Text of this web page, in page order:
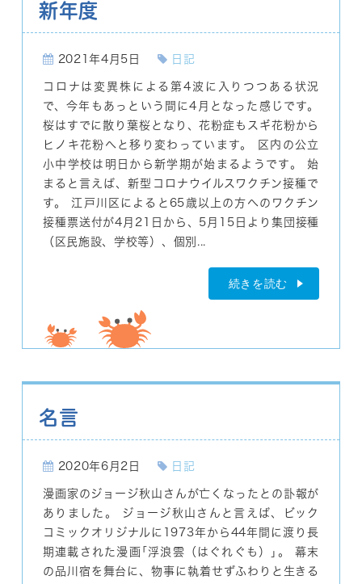
新年度
2021年4月5日 日記
コロナは変異株による第4波に入りつつある状況
で、今年もあっという間に4月となった感じです。
桜はすでに散り葉桜となり、花粉症もスギ花粉から
ヒノキ花粉へと移り変わっています。 区内の公立
小中学校は明日から新学期が始まるようです。 始
まると言えば、新型コロナウイルスワクチン接種で
す。 江戸川区によると65歳以上の方へのワクチン
接種票送付が4月21日から、5月15日より集団接種
（区民施設、学校等）、個別...
続きを読む
名言
2020年6月2日 日記
漫画家のジョージ秋山さんが亡くなったとの訃報が
ありました。 ジョージ秋山さんと言えば、ビック
コミックオリジナルに1973年から44年間に渡り長
期連載された漫画｢浮浪雲（はぐれぐも）｣。 幕末
の品川宿を舞台に、物事に執着せずふわりと生きる